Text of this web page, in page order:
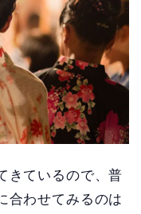
きているので、普
合わせてみるのは